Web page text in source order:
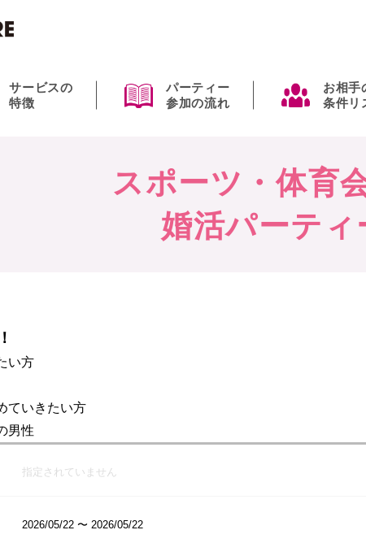
サービスの
特徴
パーティー
参加の流れ
お相手
条件リ
スポーツ・体育
婚活パーティ
い方
ていきたい方
男性
指定されていません
2026/05/22 〜 2026/05/22